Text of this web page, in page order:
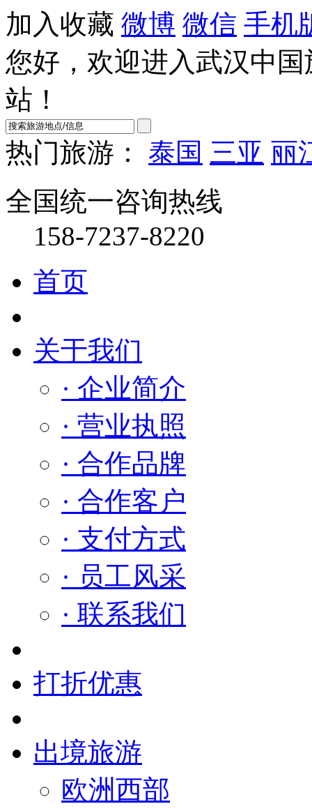
加入收藏 微博 微信 手机
您好，欢迎进入武汉中
站！
热门旅游：
泰国 三亚 丽
全国统一咨询热线
158-7237-8220
首页
关于我们
· 企业简介
· 营业执照
· 合作品牌
· 合作客户
· 支付方式
· 员工风采
· 联系我们
打折优惠
出境旅游
欧洲西部